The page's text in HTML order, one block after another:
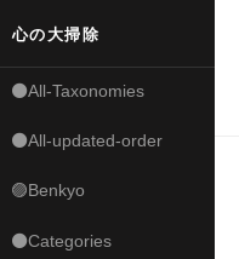
心の大掃除
⚫All-Taxonomies
⚫All-updated-order
🟣Benkyo
⚫Categories